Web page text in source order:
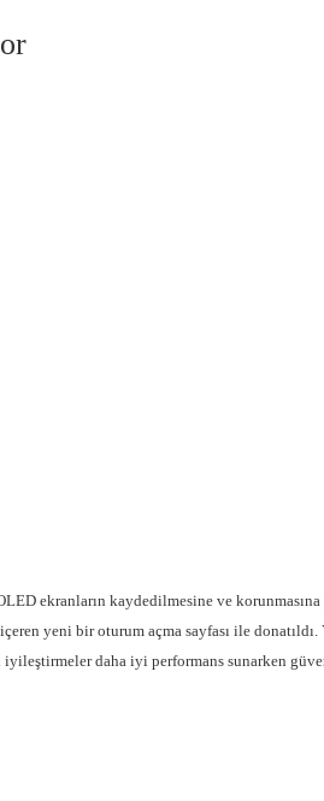
ekranların kaydedilmesine ve
yeni bir oturum açma sayfası ile
daha iyi performans sunarken